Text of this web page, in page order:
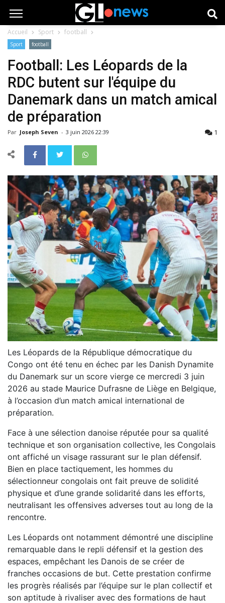
Accueil Sport football
Sport football
Football: Les Léopards de la
RDC butent sur l'équipe du
Danemark dans un match amical
de préparation
Par Joseph Seven - 3 juin 2026 22:39 1
Les Léopards de la République démocratique du
Congo ont été tenu en échec par les Danish Dynamite
du Danemark sur un score vierge ce mercredi 3 juin
2026 au stade Maurice Dufrasne de Liège en Belgique,
à l’occasion d’un match amical international de
préparation.
Face à une sélection danoise réputée pour sa qualité
technique et son organisation collective, les Congolais
ont affiché un visage rassurant sur le plan défensif.
Bien en place tactiquement, les hommes du
sélectionneur congolais ont fait preuve de solidité
physique et d’une grande solidarité dans les efforts,
neutralisant les offensives adverses tout au long de la
rencontre.
Les Léopards ont notamment démontré une discipline
remarquable dans le repli défensif et la gestion des
espaces, empêchant les Danois de se créer de
franches occasions de but. Cette prestation confirme
les progrès réalisés par l’équipe sur le plan collectif et
son aptitude à rivaliser avec des formations de haut